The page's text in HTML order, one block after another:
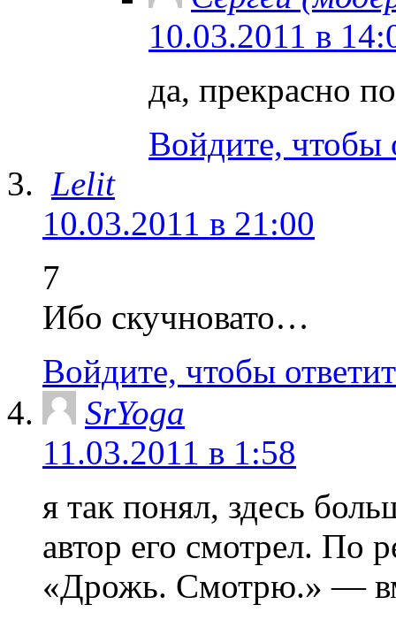
10.03.2011 в
да, прекрасно
Войдите, чтобы
Lelit
10.03.2011 в 21:00
7
Ибо скучновато…
Войдите, чтобы
SrYoga
11.03.2011 в 1:58
я так понял, здесь
автор его смотрел. По
«Дрожь. Смотрю.» —